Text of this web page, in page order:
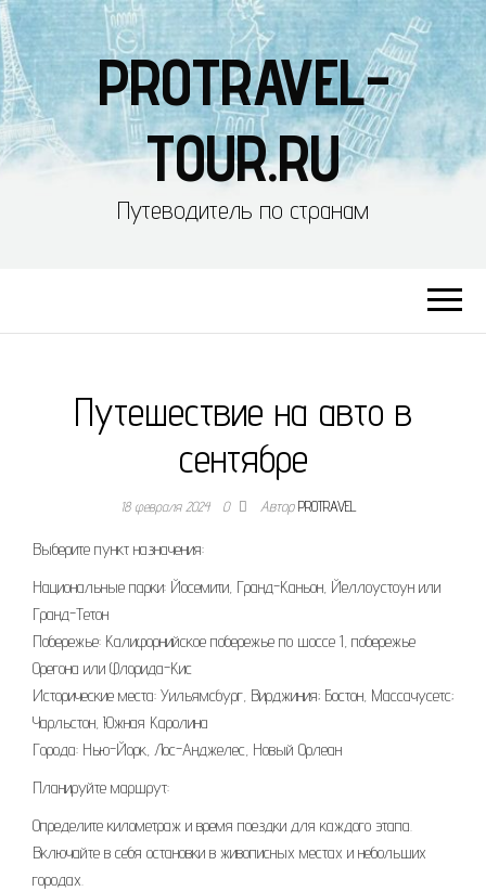
PROTRAVEL-
TOUR.RU
Путеводитель по странам
Путешествие на авто в
сентябре
18 февраля 2024 0 АвторPROTRAVEL
Выберите пункт назначения:
Национальные парки: Йосемити, Гранд-Каньон, Йеллоустоун или
Гранд-Тетон
Побережье: Калифорнийское побережье по шоссе 1, побережье
Орегона или Флорида-Кис
Исторические места: Уильямсбург, Вирджиния; Бостон, Массачусетс;
Чарльстон, Южная Каролина
Города: Нью-Йорк, Лос-Анджелес, Новый Орлеан
Планируйте маршрут:
Определите километраж и время поездки для каждого этапа.
Включайте в себя остановки в живописных местах и небольших
городах.